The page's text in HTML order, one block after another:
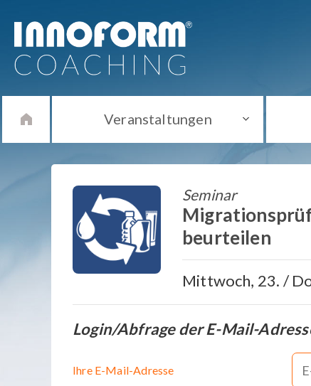
Veranstaltungen
Seminar
beurteilen
Mittwoch, 23. /
Login/Abfrage der E-Mail-
Ihre E-Mail-Adresse